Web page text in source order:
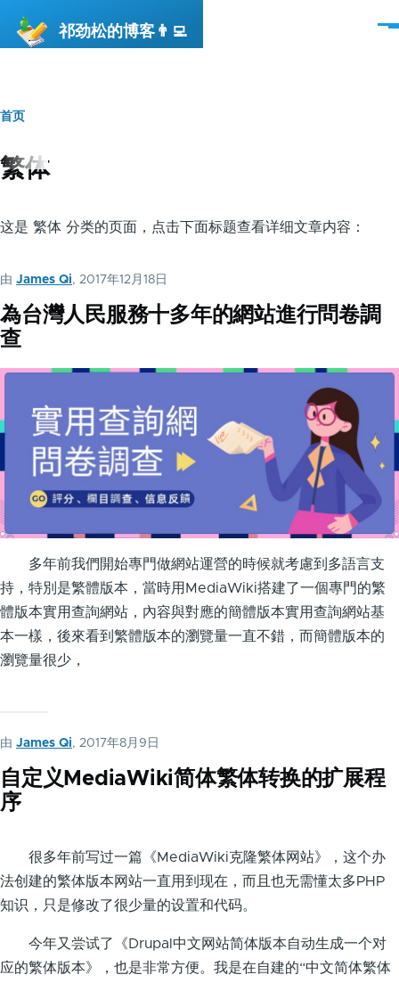
祁劲松的博客👨‍💻
菜
面
包
屑
首页
繁体
这是 繁体 分类的页面，点击下面标题查看详细文章内容：
由 James Qi, 2017年12月18日
為台灣人民服務十多年的網站進行問卷調
查
多年前我們開始專門做網站運營的時候就考慮到多語言支
持，特別是繁體版本，當時用MediaWiki搭建了一個專門的繁
體版本實用查詢網站，內容與對應的簡體版本實用查詢網站基
本一樣，後來看到繁體版本的瀏覽量一直不錯，而簡體版本的
瀏覽量很少，
由 James Qi, 2017年8月9日
自定义MediaWiki简体繁体转换的扩展程
序
很多年前写过一篇《MediaWiki克隆繁体网站》，这个办
法创建的繁体版本网站一直用到现在，而且也无需懂太多PHP
知识，只是修改了很少量的设置和代码。
今年又尝试了《Drupal中文网站简体版本自动生成一个对
应的繁体版本》，也是非常方便。我是在自建的“中文简体繁体